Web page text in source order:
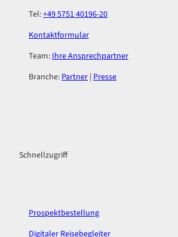
Tel:+49 5751 40196-20
Kontaktformular
Team: Ihre Ansprechpartner
Branche: Partner | Presse
e
t
m
Schnellzugriff
Prospektbestellung
Digitaler Reisebegleiter